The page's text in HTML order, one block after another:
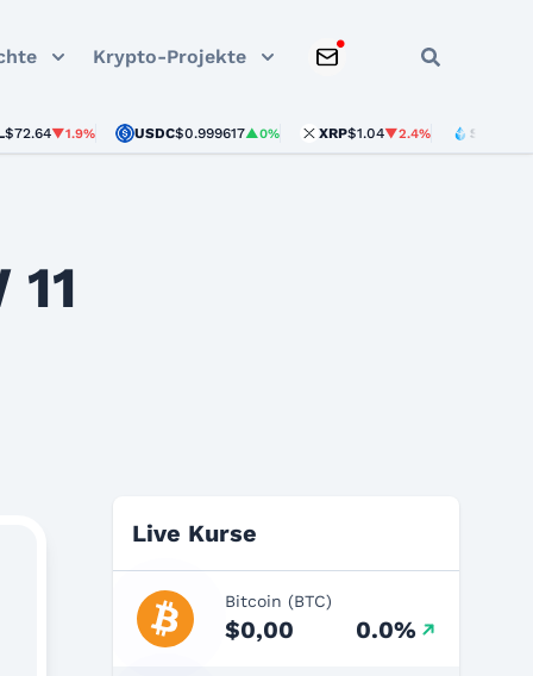
Krypto-Projekte
▼1.9% USDC$0.999617▲0% XRP $1.04▼2.4% STETH
Live Kurse
Bitcoin (BTC)
$0,00 0.0%